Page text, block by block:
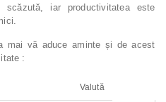
scăzută, iar productivitatea este
mai vă aduce aminte și de acest
:
Valută